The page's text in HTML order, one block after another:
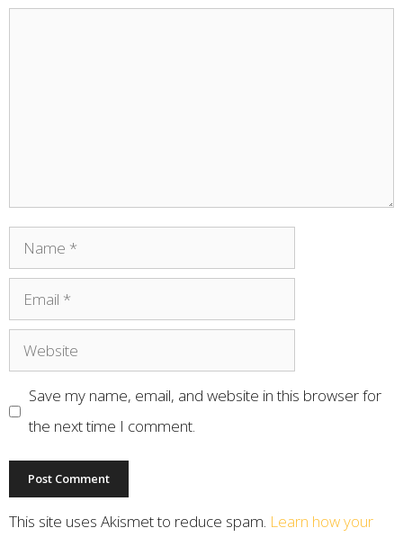
Save my name, email, and website in this browser for
the next time I comment.
This site uses Akismet to reduce spam. Learn how your